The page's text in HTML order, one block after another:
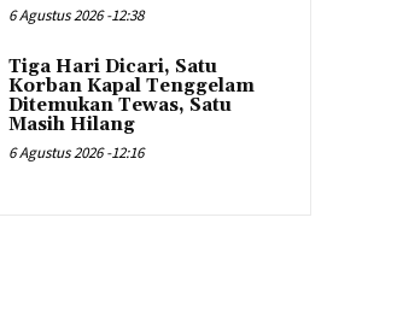
6 Agustus 2026 -12:38
Tiga Hari Dicari, Satu
Korban Kapal Tenggelam
Ditemukan Tewas, Satu
Masih Hilang
6 Agustus 2026 -12:16